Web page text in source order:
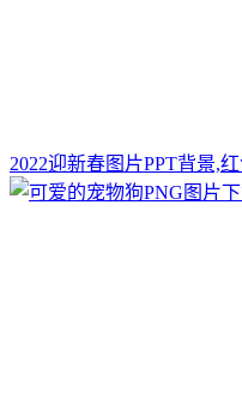
2022迎新春图片PPT背景,